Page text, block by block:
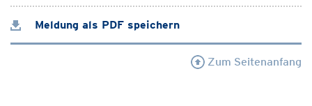
Meldung als PDF speichern
Zum Seitenanfang